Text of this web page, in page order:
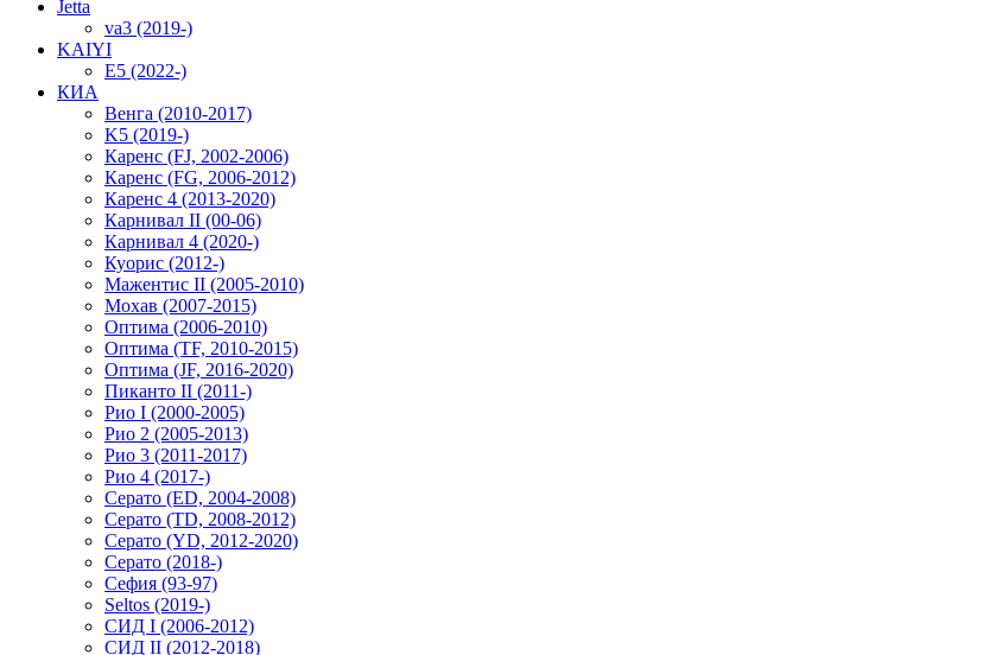
Jetta
va3 (2019-)
KAIYI
E5 (2022-)
КИА
Венга (2010-2017)
K5 (2019-)
Каренс (FJ, 2002-2006)
Каренс (FG, 2006-2012)
Каренс 4 (2013-2020)
Карнивал II (00-06)
Карнивал 4 (2020-)
Куорис (2012-)
Мажентис II (2005-2010)
Мохав (2007-2015)
Оптима (2006-2010)
Оптима (TF, 2010-2015)
Оптима (JF, 2016-2020)
Пиканто II (2011-)
Рио I (2000-2005)
Рио 2 (2005-2013)
Рио 3 (2011-2017)
Рио 4 (2017-)
Серато (ED, 2004-2008)
Серато (TD, 2008-2012)
Серато (YD, 2012-2020)
Серато (2018-)
Сефия (93-97)
Seltos (2019-)
СИД I (2006-2012)
СИД II (2012-2018)